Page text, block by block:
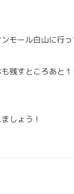
モール白山に行っ
残すところあと
しょう！